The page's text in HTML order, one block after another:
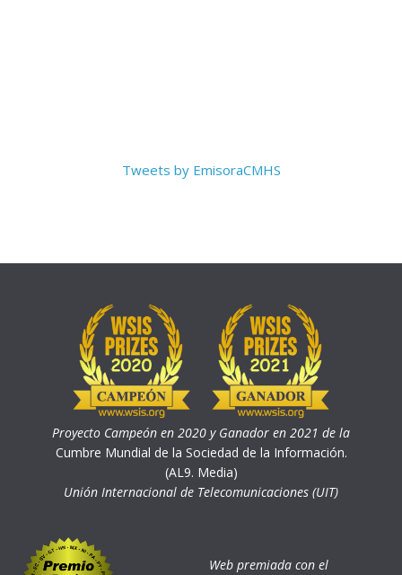
Tweets by EmisoraCMHS
Proyecto Campeón en 2020 y Ganador en 2021 de la
Cumbre Mundial de la Sociedad de la Información.
(AL9. Media)
Unión Internacional de Telecomunicaciones (UIT)
Web premiada con el